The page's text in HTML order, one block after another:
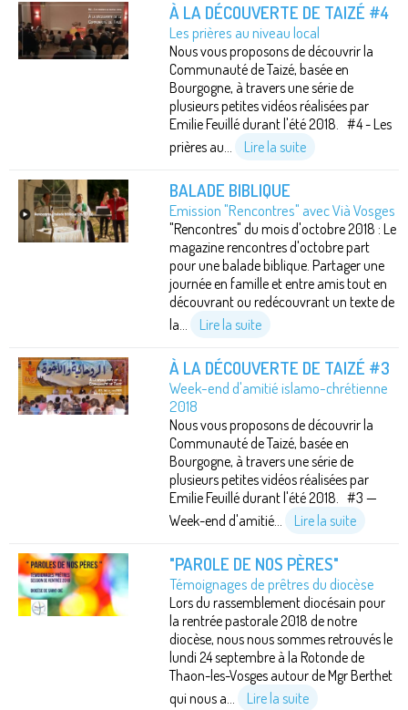
À LA DÉCOUVERTE DE TAIZÉ #4
Les prières au niveau local
Nous vous proposons de découvrir la
Communauté de Taizé, basée en
Bourgogne, à travers une série de
plusieurs petites vidéos réalisées par
Emilie Feuillé durant l'été 2018. #4 - Les
prières au...
Lire la suite
BALADE BIBLIQUE
Emission "Rencontres" avec Vià Vosges
"Rencontres" du mois d'octobre 2018 : Le
magazine rencontres d'octobre part
pour une balade biblique. Partager une
journée en famille et entre amis tout en
découvrant ou redécouvrant un texte de
la...
Lire la suite
À LA DÉCOUVERTE DE TAIZÉ #3
Week-end d'amitié islamo-chrétienne
2018
Nous vous proposons de découvrir la
Communauté de Taizé, basée en
Bourgogne, à travers une série de
plusieurs petites vidéos réalisées par
Emilie Feuillé durant l'été 2018. #3 —
Week-end d'amitié...
Lire la suite
"PAROLE DE NOS PÈRES"
Témoignages de prêtres du diocèse
Lors du rassemblement diocésain pour
la rentrée pastorale 2018 de notre
diocèse, nous nous sommes retrouvés le
lundi 24 septembre à la Rotonde de
Thaon-les-Vosges autour de Mgr Berthet
qui nous a...
Lire la suite